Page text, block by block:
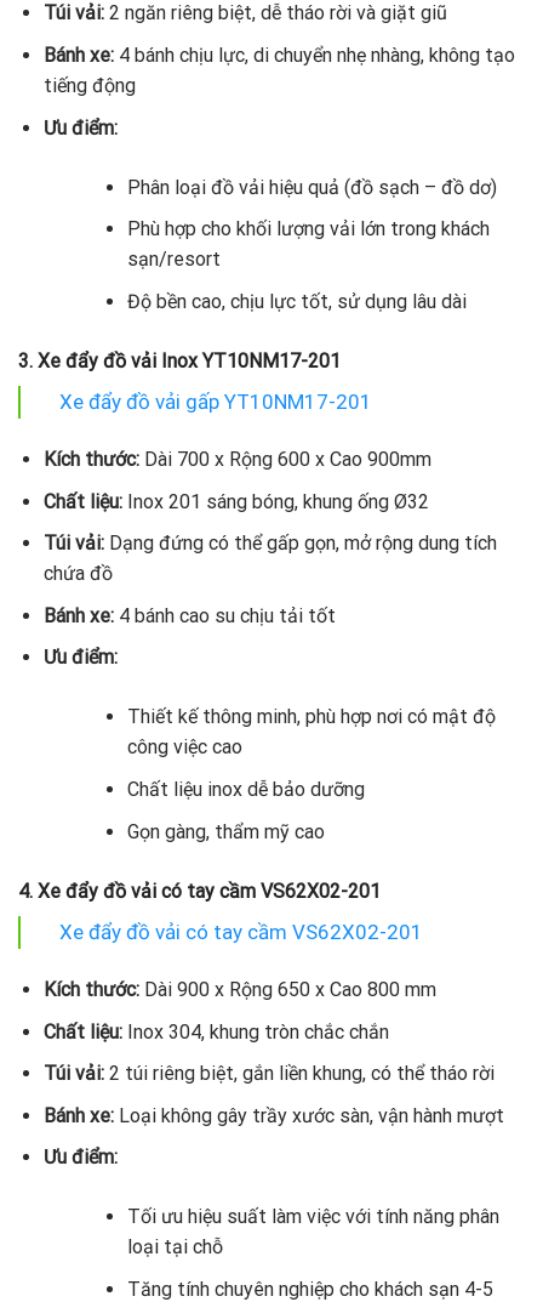
Túi vải:2 ngăn riêng biệt, dễ tháo rời và giặt giũ
Bánh xe:4 bánh chịu lực, di chuyển nhẹ nhàng, không tạo
tiếng động
Ưu điểm:
Phân loại đồ vải hiệu quả (đồ sạch – đồ dơ)
Phù hợp cho khối lượng vải lớn trong khách
sạn/resort
Độ bền cao, chịu lực tốt, sử dụng lâu dài
3. Xe đẩy đồ vải Inox YT10NM17-201
Xe đẩy đồ vải gấp YT10NM17-201
Kích thước:Dài 700 x Rộng 600 x Cao 900mm
Chất liệu:Inox 201 sáng bóng, khung ống Ø32
Túi vải:Dạng đứng có thể gấp gọn, mở rộng dung tích
chứa đồ
Bánh xe:4 bánh cao su chịu tải tốt
Ưu điểm:
Thiết kế thông minh, phù hợp nơi có mật độ
công việc cao
Chất liệu inox dễ bảo dưỡng
Gọn gàng, thẩm mỹ cao
4. Xe đẩy đồ vải có tay cầm VS62X02-201
Xe đẩy đồ vải có tay cầm VS62X02-201
Kích thước:Dài 900 x Rộng 650 x Cao 800 mm
Chất liệu:Inox 304, khung tròn chắc chắn
Túi vải:2 túi riêng biệt, gắn liền khung, có thể tháo rời
Bánh xe:Loại không gây trầy xước sàn, vận hành mượt
Ưu điểm:
Tối ưu hiệu suất làm việc với tính năng phân
loại tại chỗ
Tăng tính chuyên nghiệp cho khách sạn 4-5